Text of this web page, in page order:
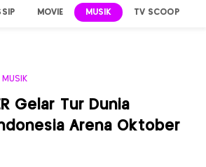
MOVIE MUSIK TV SCOOP
MUSIK
Gelar Tur Dunia
Arena Oktober